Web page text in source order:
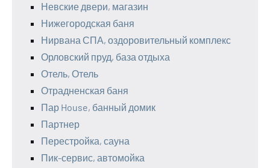
Невские двери, магазин
Нижегородская баня
Нирвана СПА, оздоровительный комплекс
Орловский пруд, база отдыха
Отель, Отель
Отрадненская баня
Пар House, банный домик
Партнер
Перестройка, сауна
Пик-сервис, автомойка